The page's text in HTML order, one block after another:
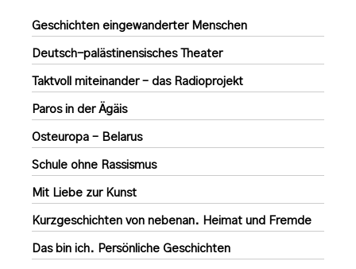
Geschichten eingewanderter Menschen
Deutsch-palästinensisches Theater
Taktvoll miteinander – das Radioprojekt
Paros in der Ägäis
Osteuropa – Belarus
Schule ohne Rassismus
Mit Liebe zur Kunst
Kurzgeschichten von nebenan. Heimat und Fremde
Das bin ich. Persönliche Geschichten